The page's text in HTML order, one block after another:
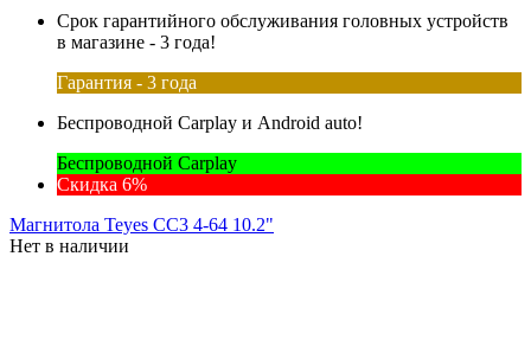
Срок гарантийного обслуживания головных устройств
в магазине - 3 года!
Гарантия - 3 года
Беспроводной Carplay и Android auto!
Беспроводной Carplay
Скидка 6%
Магнитола Teyes CC3 4-64 10.2"
Нет в наличии